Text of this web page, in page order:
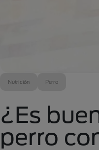
Nutrición Perro
¿Es
perro